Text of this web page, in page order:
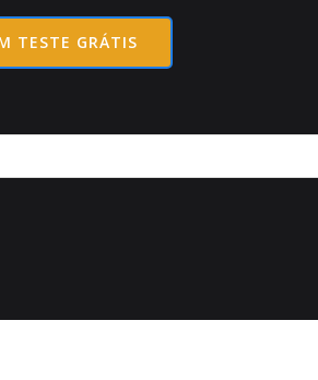
TESTE GRÁTIS